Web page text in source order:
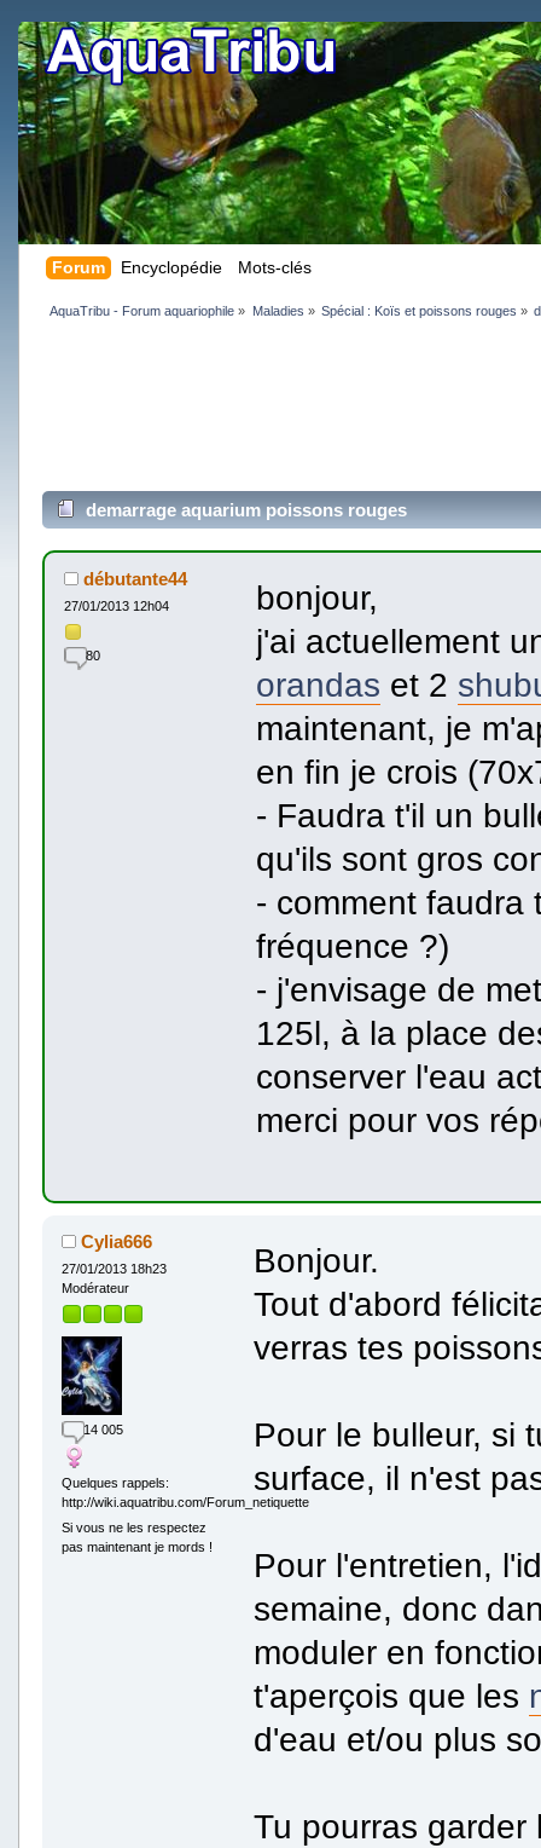
Forum Encyclopédie Mots-clés
AquaTribu - Forum aquariophile » Maladies » Spécial : Koïs et poissons rouges »
demarrage aquarium poissons rouges
débutante44
27/01/2013 12h04
80
bonjour,
j'ai actuellement
orandas et 2
maintenant, je
en fin je crois
- Faudra t'il un
qu'ils sont gros
- comment faudra
fréquence ?)
- j'envisage de
125l, à la place
conserver l'eau
merci pour vos
Cylia666
27/01/2013 18h23
Modérateur
14 005
Quelques rappels:
http://wiki.aquatribu.com/Forum_netiquette
Si vous ne les respectez
pas maintenant je mords !
Bonjour.
Tout d'abord
verras tes
Pour le bulleur, si
surface, il n'est
Pour l'entretien,
semaine, donc
moduler en
t'aperçois que les
d'eau et/ou plus
Tu pourras